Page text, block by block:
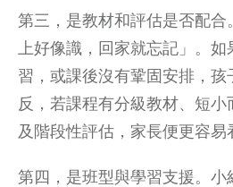
第三，是教材和評估是否配合
上好像識，回家就忘記」。如
習，或課後沒有鞏固安排，孩
反，若課程有分級教材、短
及階段性評估，家長便更容易
第四，是班型與學習支援。小